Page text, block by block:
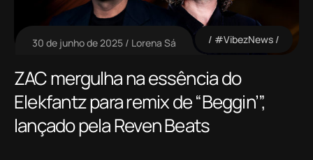
30 de junho de 2025 Lorena Sá #VibezNews
ZAC mergulha na essência do
Elekfantz para remix de “Beggin’”,
lançado pela Reven Beats